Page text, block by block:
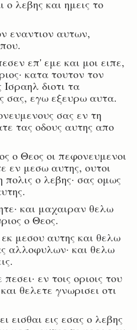
ο λεβης και ημεις το
εναντιον αυτων,
επ' εμε και μοι ειπε,
κατα τουτον τον
διοτι τα
σας, εγω εξευρω αυτα.
σας εν τη
τας οδους αυτης απο
ο Θεος οι πεφονευμενοι
εν μεσω αυτης, ουτοι
πολις ο λεβης· σας ομως
και μαχαιραν θελω
ο Θεος.
μεσου αυτης και θελω
αλλοφυλων· και θελω
εν τοις οριοις του
θελετε γνωρισει οτι
εισθαι εις εσας ο λεβης